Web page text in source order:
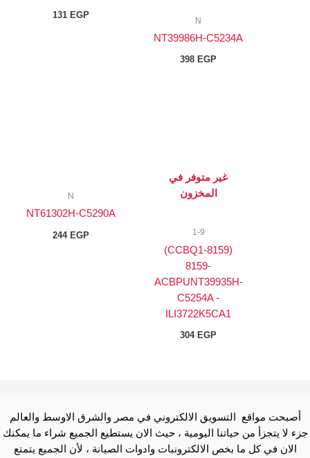
N
NT39986H-C5234A
398 EGP
131 EGP
غير متوفر في
المخزون
1-9
(8159-CCBQ1)
8159-
ACBPUNT39935H-
C5254A -
ILI3722K5CA1
304 EGP
N
NT61302H-C5290A
244 EGP
أصبحت مواقع التسويق الالكتروني في مصر والشرق الاوسط والعالم
جزء لا يتجزأ من حياتنا اليومية ، حيث الان يستطيع الجميع شراء ما يمكنك
الان في كل ما بخص الالكترونبات وادوات الصيانة ، لأن الجميع يتمتع